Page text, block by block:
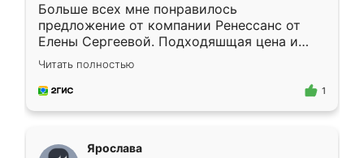
Больше всех мне понравилось
предложение от компании Ренессанс от
Елены Сергеевой. Подходяшщая цена и
короткие сроки изготовления. Приехавший
для замера сотрудник Владислав
предложил по моему эскизу самый
Читать полностью
1
Ярослава